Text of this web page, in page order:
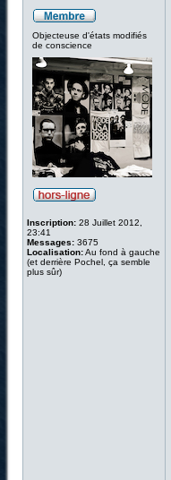
Objecteuse d'états modifiés
de conscience
Inscription: 28 Juillet 2012,
23:41
Messages: 3675
Localisation:Au fond à gauche
(et derrière Pochel, ça semble
plus sûr)